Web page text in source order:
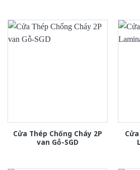
Cửa Thép Chống Cháy 2P
van Gỗ-SGD